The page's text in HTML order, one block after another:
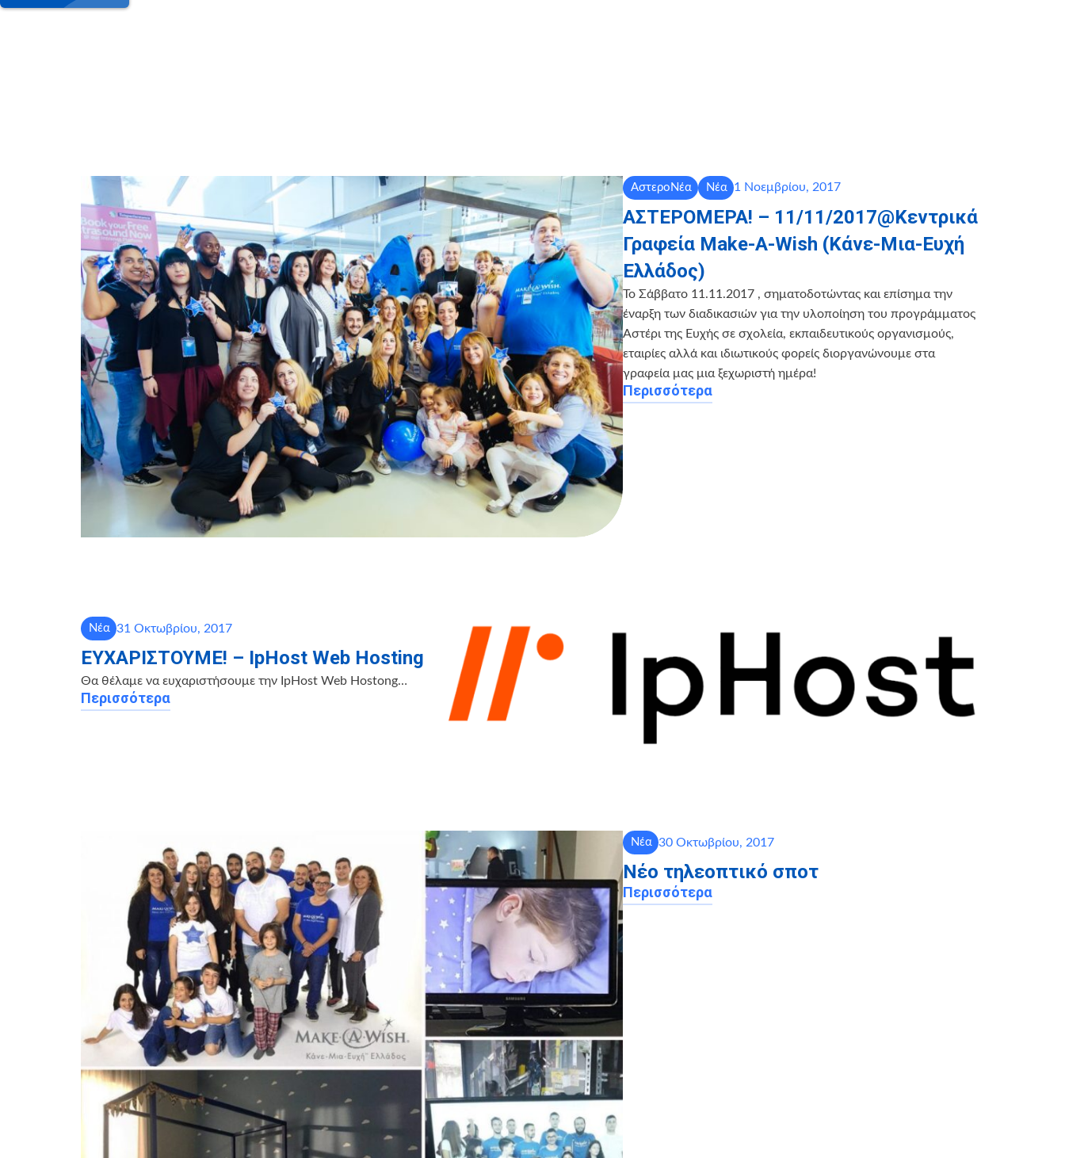
ΑστεροΝέα Νέα 1 Νοεμβρίου, 2017
ΑΣΤΕΡΟΜΕΡΑ! – 11/11/2017@Κεντρικά
Γραφεία Make-A-Wish (Κάνε-Μια-Ευχή
Ελλάδος)
Το Σάββατο 11.11.2017 , σηματοδοτώντας και επίσημα την
έναρξη των διαδικασιών για την υλοποίηση του προγράμματος
Αστέρι της Ευχής σε σχολεία, εκπαιδευτικούς οργανισμούς,
εταιρίες αλλά και ιδιωτικούς φορείς διοργανώνουμε στα
γραφεία μας μια ξεχωριστή ημέρα!
Περισσότερα
Νέα 31 Οκτωβρίου, 2017
EYXAΡΙΣΤΟΥΜΕ! – IpHost Web Hosting
Θα θέλαμε να ευχαριστήσουμε την IpHost Web Hostong…
Περισσότερα
Νέα 30 Οκτωβρίου, 2017
Νέο τηλεοπτικό σποτ
Περισσότερα